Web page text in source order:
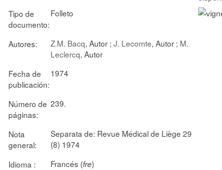
Tipo de
documento:
Folleto
Autores: Z.M. Bacq, Autor ; J. Lecomte, Autor ; M.
Leclercq, Autor
Fecha de
publicación:
1974
Número de
páginas:
239.
Nota
general:
Separata de: Revue Médical de Liège 29
(8) 1974
Idioma :
Francés (fre)